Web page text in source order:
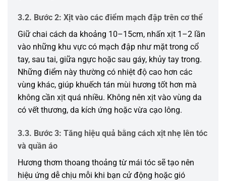
3.2. Bước 2: Xịt vào các điểm mạch đập trên cơ thể
Giữ chai cách da khoảng 10–15cm, nhấn xịt 1–2 lần
vào những khu vực có mạch đập như mặt trong cổ
tay, sau tai, giữa ngực hoặc sau gáy, khủy tay trong.
Những điểm này thường có nhiệt độ cao hơn các
vùng khác, giúp khuếch tán mùi hương tốt hơn mà
không cần xịt quá nhiều. Không nên xịt vào vùng da
có vết thương, da kích ứng hoặc vừa cạo lông.
3.3. Bước 3: Tăng hiệu quả bằng cách xịt nhẹ lên tóc
và quần áo
Hương thơm thoang thoảng từ mái tóc sẽ tạo nên
hiệu ứng dễ chịu mỗi khi bạn cử động hoặc gió